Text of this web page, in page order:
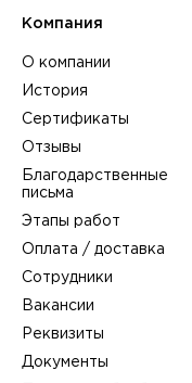
Компания
О компании
История
Сертификаты
Отзывы
Благодарственные
письма
Этапы работ
Оплата / доставка
Сотрудники
Вакансии
Реквизиты
Документы